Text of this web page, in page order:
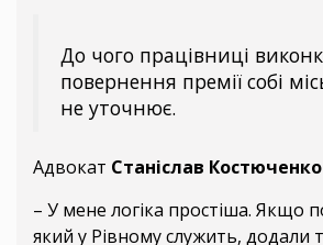
До чого працівниці
повернення премії собі
не уточнює.
Адвокат Станіслав Костюченко
– У мене логіка простіша. Якщо
який у Рівному служить, додали